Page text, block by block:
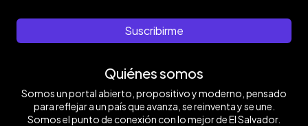
Suscribirme
Quiénes somos
Somos un portal abierto, propositivo y moderno, pensado
para reflejar a un país que avanza, se reinventa y se une.
Somos el punto de conexión con lo mejor de El Salvador.